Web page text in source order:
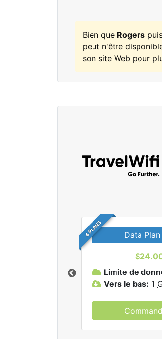
Bien que Rogers
peut n'être
son site Web pour
4 PLANS Data
Limite de
Vers le bas: 1